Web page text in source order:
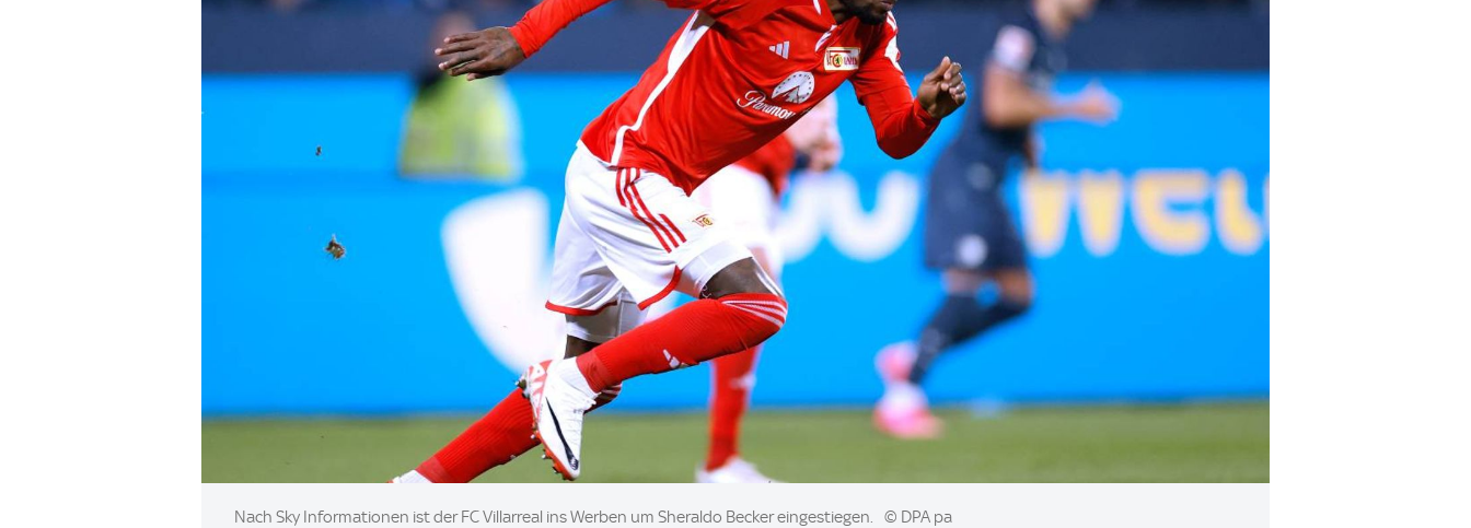
Image:
Nach Sky Informationen ist der FC Villarreal ins Werben um Sheraldo Becker eingestiegen. © DPA pa